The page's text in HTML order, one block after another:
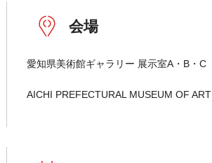
会場
愛知県美術館ギャラリー 展示室A・B・C
AICHI PREFECTURAL MUSEUM OF ART